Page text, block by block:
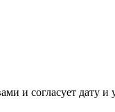
и согласует дату и